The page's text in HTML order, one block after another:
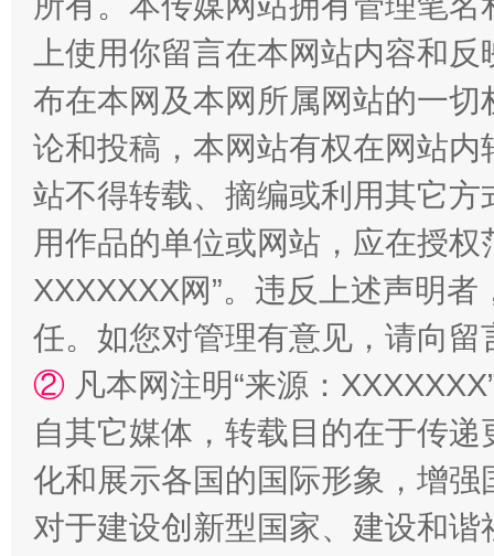
站台名比不上好声名
漫山遍野的桃花与雪山、麦地、白藏房 除
上使用你留言在本网站内容和
布在本网及本网所属网站的一
论和投稿，本网站有权在网站
站不得转载、摘编或利用其它
用作品的单位或网站，应在授
XXXXXXX网”。违反上述声明
任。如您对管理有意见，请向
② 凡本网注明“来源：
自其它媒体，转载目的在于传
化和展示各国的国际形象，增
对于建设创新型国家、建设和